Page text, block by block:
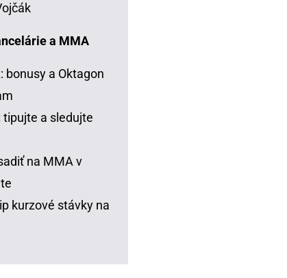
a MMA
bonusy a Oktagon
tipujte a sledujte
na MMA v
kurzové stávky na